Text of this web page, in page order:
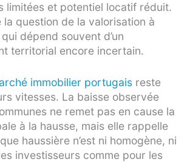
limitées et potentiel locatif réduit.
la question de la valorisation à
dépend souvent d’un
territorial encore incertain.
immobilier portugais reste
vitesses. La baisse observée
ne remet pas en cause la
à la hausse, mais elle rappelle
haussière n’est ni homogène, ni
investisseurs comme pour les